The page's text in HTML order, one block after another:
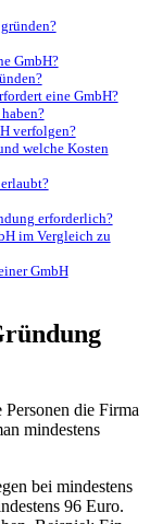
GmbH?
eine GmbH?
verfolgen?
welche Kosten
erforderlich?
im Vergleich zu
GmbH
die Firma
mindestens
bei mindestens
96 Euro.